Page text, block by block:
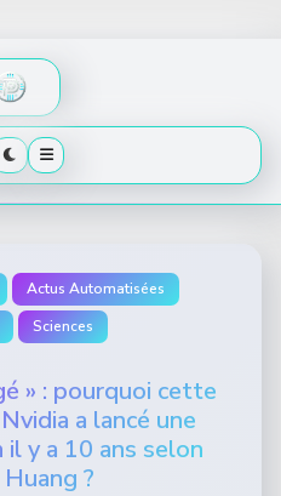
Actus Automatisées
Sciences
» : pourquoi cette
a lancé une
y a 10 ans selon
?